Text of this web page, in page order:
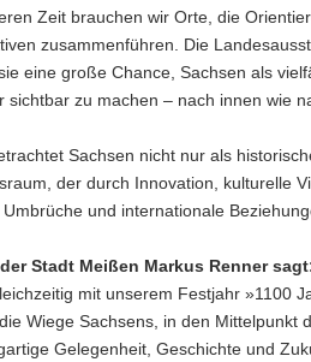
Zeit brauchen wir Orte, die
zusammenführen. Die
eine große Chance, Sachsen als
sichtbar zu machen – nach innen wie
Sachsen nicht nur als
der durch Innovation, kulturelle
und internationale
Stadt Meißen Markus Renner
mit unserem Festjahr »1100
Wiege Sachsens, in den Mittelpunkt
Gelegenheit, Geschichte und